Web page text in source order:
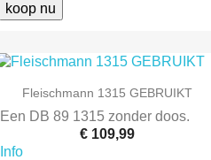
koop nu
 Snel bekijken
Fleischmann 1315 GEBRUIKT
Een DB 89 1315 zonder doos.
€ 109,99
Info